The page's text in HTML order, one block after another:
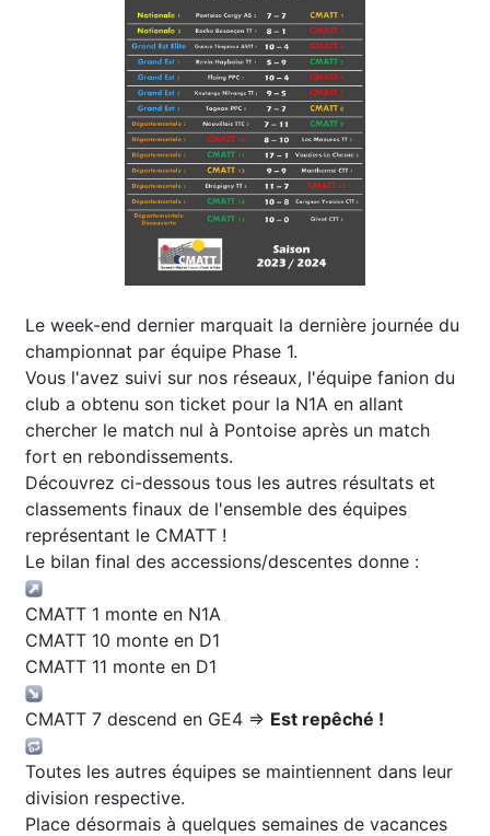
Le week-end dernier marquait la dernière journée du
championnat par équipe Phase 1.
Vous l'avez suivi sur nos réseaux, l'équipe fanion du
club a obtenu son ticket pour la N1A en allant
chercher le match nul à Pontoise après un match
fort en rebondissements.
Découvrez ci-dessous tous les autres résultats et
classements finaux de l'ensemble des équipes
représentant le CMATT !
Le bilan final des accessions/descentes donne :
CMATT 1 monte en N1A
CMATT 10 monte en D1
CMATT 11 monte en D1
CMATT 7 descend en GE4 => Est repêché !
Toutes les autres équipes se maintiennent dans leur
division respective.
Place désormais à quelques semaines de vacances